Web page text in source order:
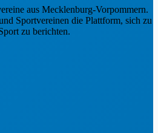
aus Mecklenburg-Vorpommern.
Sportvereinen die Plattform, sich zu
zu berichten.